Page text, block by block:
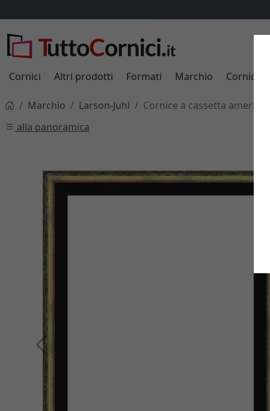
Cornici Altri prodotti Formati Marchio Cornici
Marchio Larson-Juhl
Cornice a cassetta
alla panoramica
Indietro